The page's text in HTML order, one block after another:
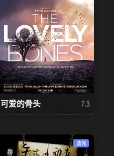
可爱的骨头 7.3
蓝光